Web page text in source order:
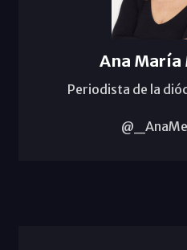
Ana María
Periodista de la